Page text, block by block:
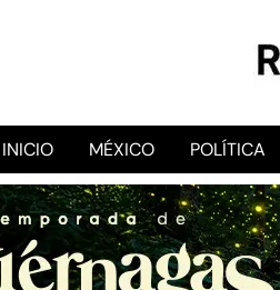
INICIO MÉXICO POLÍTICA